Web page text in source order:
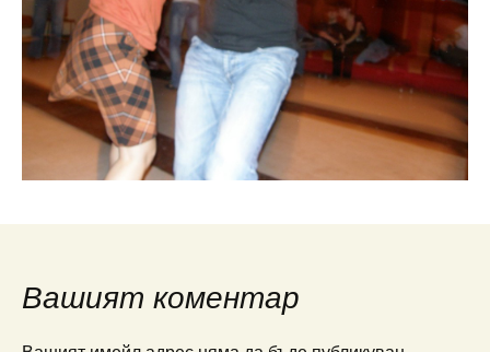
Вашият коментар